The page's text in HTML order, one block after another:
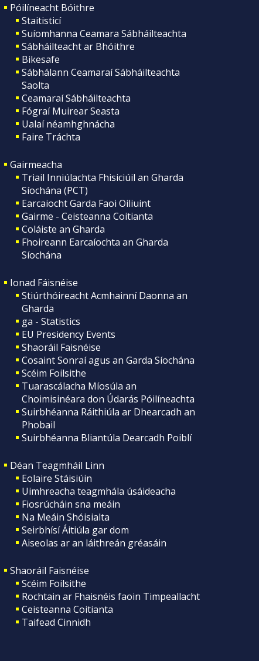
Póilíneacht Bóithre
Staitisticí
Suíomhanna Ceamara Sábháilteachta
Sábháilteacht ar Bhóithre
Bikesafe
Sábhálann Ceamaraí Sábháilteachta
Saolta
Ceamaraí Sábháilteachta
Fógraí Muirear Seasta
Ualaí néamhghnácha
Faire Tráchta
Gairmeacha
Triail Inniúlachta Fhisiciúil an Gharda
Síochána (PCT)
Earcaiocht Garda Faoi Oiliuint
Gairme - Ceisteanna Coitianta
Coláiste an Gharda
Fhoireann Earcaíochta an Gharda
Síochána
Ionad Fáisnéise
Stiúrthóireacht Acmhainní Daonna an
Gharda
ga - Statistics
EU Presidency Events
Shaoráil Faisnéise
Cosaint Sonraí agus an Garda Síochána
Scéim Foilsithe
Tuarascálacha Míosúla an
Choimisinéara don Údarás Póilíneachta
Suirbhéanna Ráithiúla ar Dhearcadh an
Phobail
Suirbhéanna Bliantúla Dearcadh Poiblí
Déan Teagmháil Linn
Eolaire Stáisiúin
Uimhreacha teagmhála úsáideacha
Fiosrúcháin sna meáin
Na Meáin Shóisialta
Seirbhísí Áitiúla gar dom
Aiseolas ar an láithreán gréasáin
Shaoráil Faisnéise
Scéim Foilsithe
Rochtain ar Fhaisnéis faoin Timpeallacht
Ceisteanna Coitianta
Taifead Cinnidh